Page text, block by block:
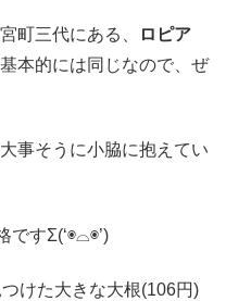
町三代にある、
ロピア
本的には同じなので、ぜ
事そうに小脇に抱えてい
ですΣ(‘◉⌓◉’)
けた大きな大根(106円)